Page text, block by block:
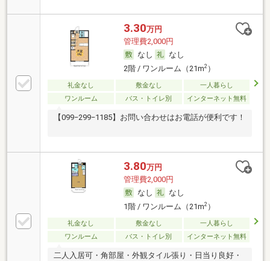
3.30万円
管理費2,000円
なし
なし
2階 / ワンルーム（21m2）
礼金なし 敷金なし
一人暮らし
ワンルーム
バス・トイレ別 インターネット無料
【099−299−1185】お問い合わせはお電話が便利です！
3.80万円
管理費2,000円
なし
なし
1階 / ワンルーム（21m2）
礼金なし 敷金なし
一人暮らし
ワンルーム
バス・トイレ別 インターネット無料
二人入居可・角部屋・外観タイル張り・日当り良好・